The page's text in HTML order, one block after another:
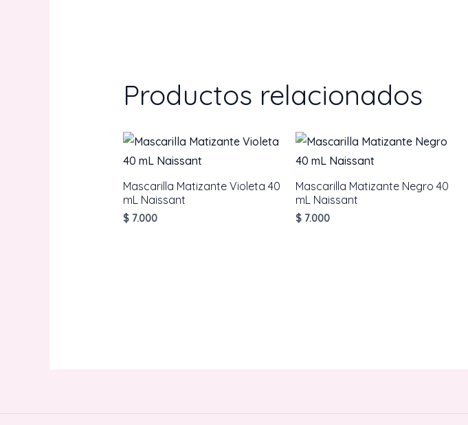
Productos relacionados
Mascarilla Matizante Violeta 40
mL Naissant
$7.000
Mascarilla Matizante Negro 40
mL Naissant
$ 7.000